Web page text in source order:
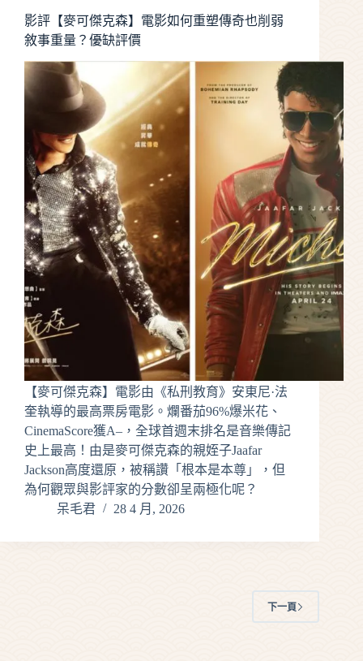
影評【麥可傑克森】電影如何重塑傳奇也削弱
敘事重量？優缺評價
【麥可傑克森】電影由《私刑教育》安東尼·法
奎執導的最高票房電影。爛番茄96%爆米花、
CinemaScore獲A–，全球首週末排名是音樂傳記
史上最高！由是麥可傑克森的親姪子Jaafar
Jackson高度還原，被稱讚「根本是本尊」，但
為何觀眾與影評家的分數卻呈兩極化呢？
呆毛君
28 4 月, 2026
下一頁